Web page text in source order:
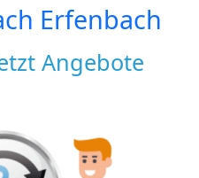
Erfenbach
Angebote